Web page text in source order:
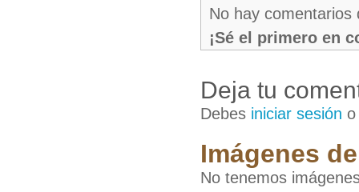
No hay comentarios
¡Sé el primero en
Deja tu
Debes iniciar sesión
Imágenes
No tenemos